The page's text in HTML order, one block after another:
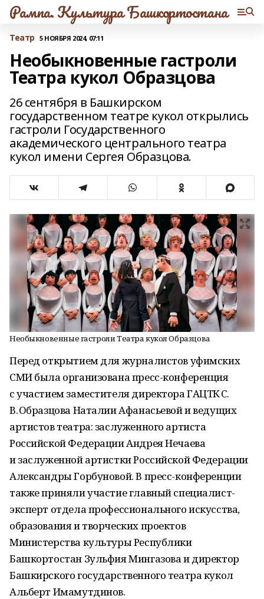
Рампа. Культура Башкортостана
Театр 5 НОЯБРЯ 2024, 07:11
Необыкновенные гастроли
Театра кукол Образцова
26 сентября в Башкирском
государственном театре кукол открылись
гастроли Государственного
академического центрального театра
кукол имени Сергея Образцова.
Необыкновенные гастроли Театра кукол Образцова
Перед открытием для журналистов уфимских
СМИ была организована пресс-конференция
с участием заместителя директора ГАЦТК С.
В. Образцова Наталии Афанасьевой и ведущих
артистов театра: заслуженного артиста
Российской Федерации Андрея Нечаева
и заслуженной артистки Российской Федерации
Александры Горбуновой. В пресс-конференции
также приняли участие главный специалист-
эксперт отдела профессионального искусства,
образования и творческих проектов
Министерства культуры Респуб­лики
Башкортостан Зульфия Мингазова и директор
Башкирского государственного театра кукол
Альберт Имамутдинов.